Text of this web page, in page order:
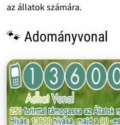
az állatok számára.
🐾 Adományvonal